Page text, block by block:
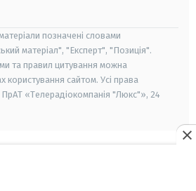
позначені словами
матеріал", "Експерт", "Позиція".
та правил цитування можна
користування сайтом. Усі права
«Телерадіокомпанія "Люкс"», 24